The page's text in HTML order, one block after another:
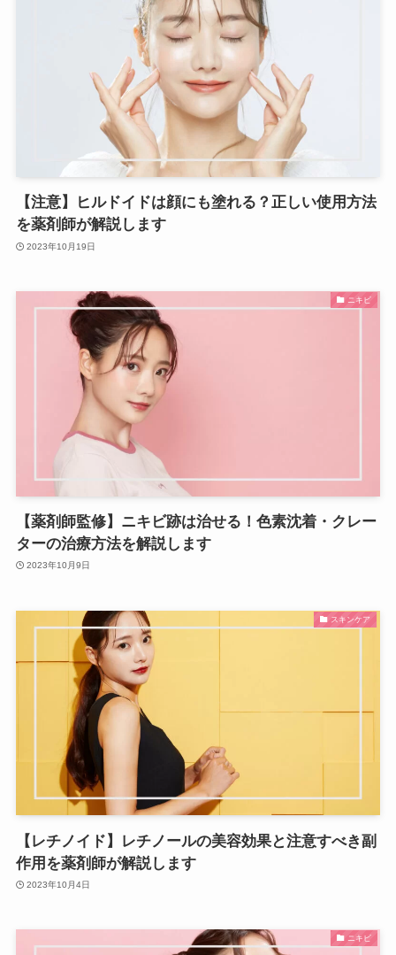
【注意】ヒルドイドは顔にも塗れる？正しい使用方法
を薬剤師が解説します
2023年10月19日
ニキビ
【薬剤師監修】ニキビ跡は治せる！色素沈着・クレー
ターの治療方法を解説します
2023年10月9日
スキンケア
【レチノイド】レチノールの美容効果と注意すべき副
作用を薬剤師が解説します
2023年10月4日
ニキビ